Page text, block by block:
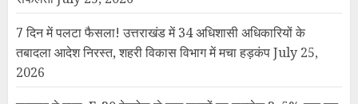
7 दिन में पलटा फैसला! उत्तराखंड में 34 अधिशासी अधिकारियों के
तबादला आदेश निरस्त, शहरी विकास विभाग में मचा हड़कंपJuly 25,
2026